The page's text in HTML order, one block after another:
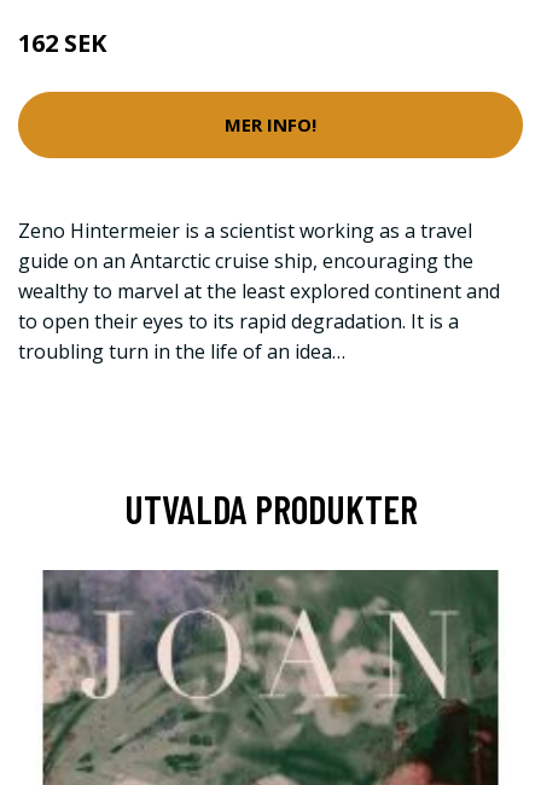
162 SEK
MER INFO!
Zeno Hintermeier is a scientist working as a travel
guide on an Antarctic cruise ship, encouraging the
wealthy to marvel at the least explored continent and
to open their eyes to its rapid degradation. It is a
troubling turn in the life of an idea…
UTVALDA PRODUKTER